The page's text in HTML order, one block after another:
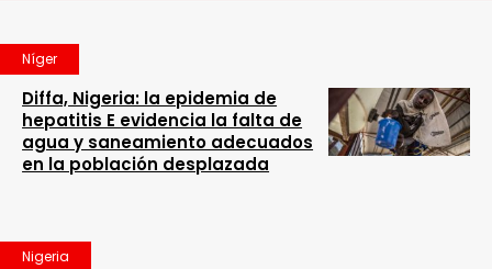
Níger
Diffa, Nigeria: la epidemia de
hepatitis E evidencia la falta de
agua y saneamiento adecuados
en la población desplazada
Nigeria